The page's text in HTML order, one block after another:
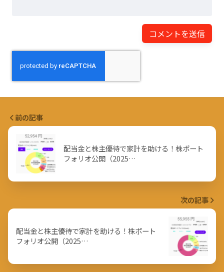
前の記事
配当金と株主優待で家計を助ける！株ポート
フォリオ公開（2025…
次の記事
配当金と株主優待で家計を助ける！株ポート
フォリオ公開（2025…